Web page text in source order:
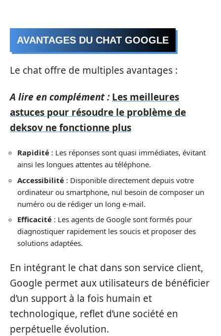
AVANTAGES DU CHAT GOOGLE
Le chat offre de multiples avantages :
A lire en complément : Les meilleures
astuces pour résoudre le problème de
deksov ne fonctionne plus
Rapidité : Les réponses sont quasi immédiates, évitant
ainsi les longues attentes au téléphone.
Accessibilité : Disponible directement depuis votre
ordinateur ou smartphone, nul besoin de composer un
numéro ou de rédiger un long e-mail.
Efficacité : Les agents de Google sont formés pour
diagnostiquer rapidement les soucis et proposer des
solutions adaptées.
En intégrant le chat dans son service client,
Google permet aux utilisateurs de bénéficier
d’un support à la fois humain et
technologique, reflet d’une société en
perpétuelle évolution.